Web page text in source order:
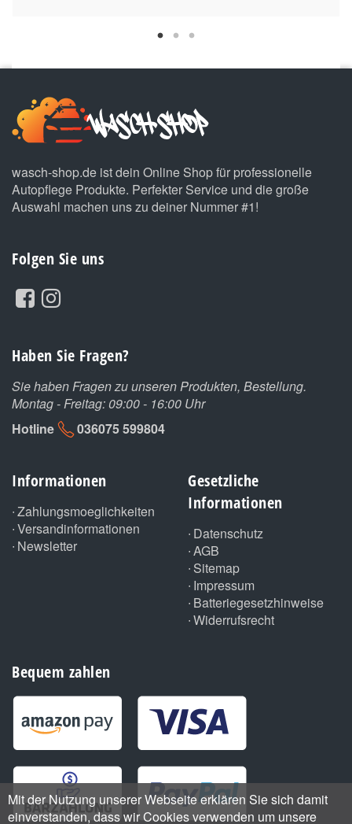
wasch-shop.de ist dein Online Shop für professionelle
Autopflege Produkte. Perfekter Service und die große
Auswahl machen uns zu deiner Nummer #1!
Folgen Sie uns
Haben Sie Fragen?
Sie haben Fragen zu unseren Produkten, Bestellung.
Montag - Freitag: 09:00 - 16:00 Uhr
Hotline
036075 599804
Informationen
Zahlungsmoeglichkeiten
Versandinformationen
Newsletter
Gesetzliche
Informationen
Datenschutz
AGB
Sitemap
Impressum
Batteriegesetzhinweise
Widerrufsrecht
Bequem zahlen
Mit der Nutzung unserer Webseite erklären Sie sich damit
einverstanden, dass wir Cookies verwenden um unsere